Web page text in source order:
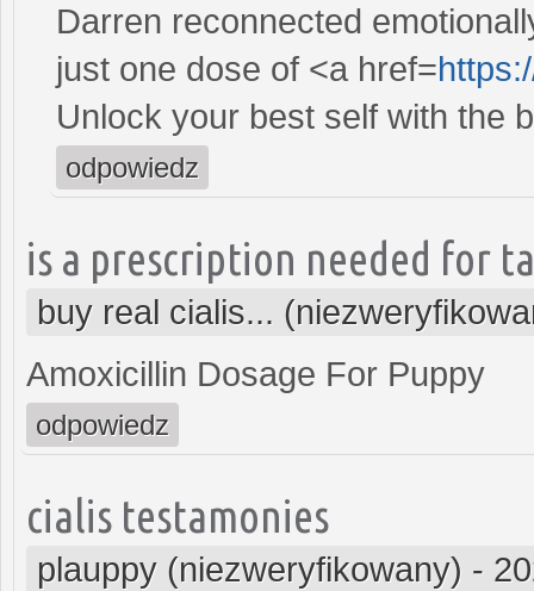
Darren reconnected
just one dose of <a href=
Unlock your best self with the
odpowiedz
is a prescription needed for
buy real cialis...
Amoxicillin Dosage For Puppy
odpowiedz
cialis testamonies
plauppy (niezweryfikowany) -